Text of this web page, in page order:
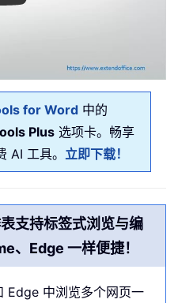
for Word 中的
Plus 选项卡。畅享
AI 工具。 立即下载！
支持标签式浏览与编
、Edge 一样便捷！
Edge 中浏览多个网页一